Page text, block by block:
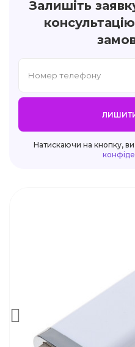
Залишіть
Натискаючи на кнопку,